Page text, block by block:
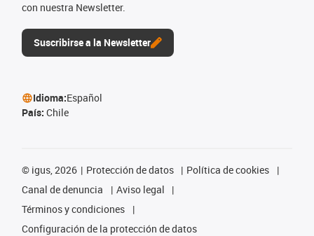
con nuestra Newsletter.
Suscribirse a la Newsletter
Idioma:Español
País: Chile
© igus, 2026 Protección de datos
Política de cookies
Canal de denuncia
Aviso legal
Términos y condiciones
Configuración de la protección de datos